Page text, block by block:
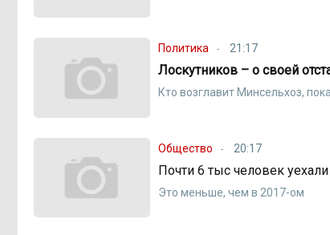
Политика 21:17
Лоскутников – о своей
Кто возглавит Минсельхоз,
Общество 20:17
Почти 6 тыс человек
Это меньше, чем в 2017-ом